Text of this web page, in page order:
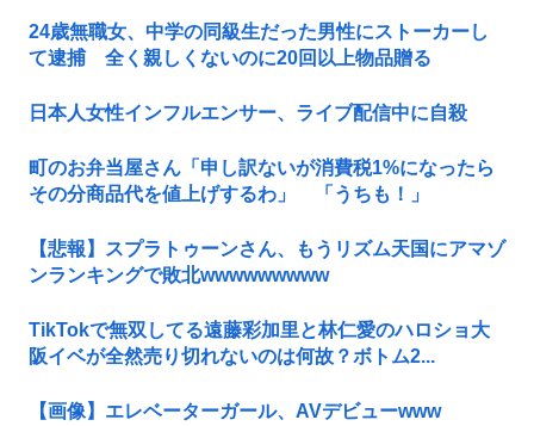
24歳無職女、中学の同級生だった男性にストーカーし
て逮捕 全く親しくないのに20回以上物品贈る
日本人女性インフルエンサー、ライブ配信中に自殺
町のお弁当屋さん「申し訳ないが消費税1%になったら
その分商品代を値上げするわ」 「うちも！」
【悲報】スプラトゥーンさん、もうリズム天国にアマゾ
ンランキングで敗北wwwwwwwww
TikTokで無双してる遠藤彩加里と林仁愛のハロショ大
阪イベが全然売り切れないのは何故？ボトム2...
【画像】エレベーターガール、AVデビューwww